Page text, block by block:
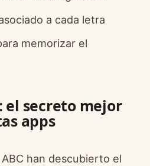
a cada letra
memorizar el
el secreto mejor
apps
han descubierto el